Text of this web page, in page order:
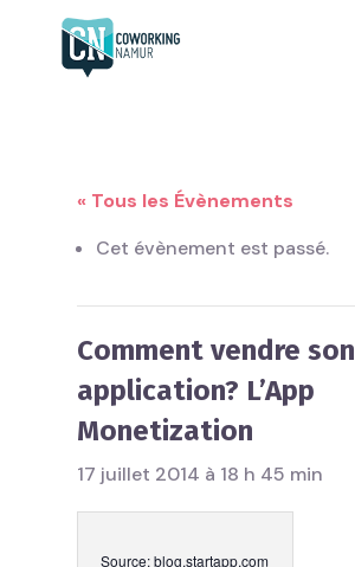
« Tous les Évènements
Cet évènement est passé.
Comment vendre son
application? L’App
Monetization
17 juillet 2014 à 18 h 45 min
Source: blog.startapp.com